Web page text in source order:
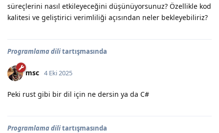
süreçlerini nasıl etkileyeceğini düşünüyorsunuz? Özellikle kod
kalitesi ve geliştirici verimliliği açısından neler bekleyebiliriz?
Programlama dilitartışmasında
msc 4 Eki 2025
Peki rust gibi bir dil için ne dersin ya da C#
Programlama dilitartışmasında